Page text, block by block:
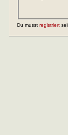
Du musst registriert